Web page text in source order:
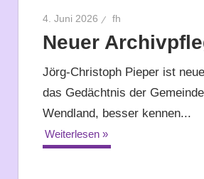
4. Juni 2026 fh
Neuer
Jörg-Christoph Pieper ist
das Gedächtnis der
Wendland, besser kennen...
Weiterlesen